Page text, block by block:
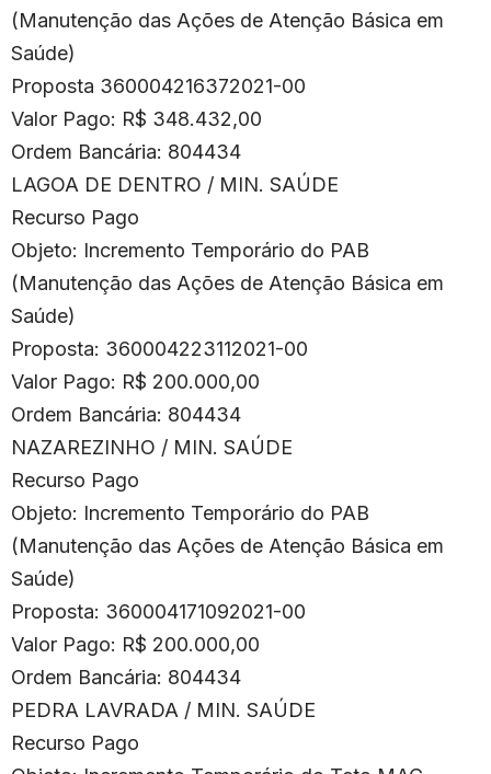
(Manutenção das Ações de Atenção Básica em
Saúde)
Proposta 360004216372021-00
Valor Pago: R$ 348.432,00
Ordem Bancária: 804434
LAGOA DE DENTRO / MIN. SAÚDE
Recurso Pago
Objeto: Incremento Temporário do PAB
(Manutenção das Ações de Atenção Básica em
Saúde)
Proposta: 360004223112021-00
Valor Pago: R$ 200.000,00
Ordem Bancária: 804434
NAZAREZINHO / MIN. SAÚDE
Recurso Pago
Objeto: Incremento Temporário do PAB
(Manutenção das Ações de Atenção Básica em
Saúde)
Proposta: 360004171092021-00
Valor Pago: R$ 200.000,00
Ordem Bancária: 804434
PEDRA LAVRADA / MIN. SAÚDE
Recurso Pago